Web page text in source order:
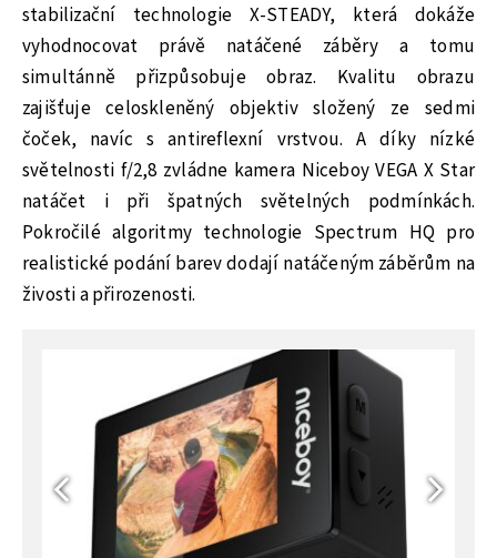
stabilizační technologie X-STEADY, která dokáže
vyhodnocovat právě natáčené záběry a tomu
simultánně přizpůsobuje obraz. Kvalitu obrazu
zajišťuje celoskleněný objektiv složený ze sedmi
čoček, navíc s antireflexní vrstvou. A díky nízké
světelnosti f/2,8 zvládne kamera Niceboy VEGA X Star
natáčet i při špatných světelných podmínkách.
Pokročilé algoritmy technologie Spectrum HQ pro
realistické podání barev dodají natáčeným záběrům na
živosti a přirozenosti.